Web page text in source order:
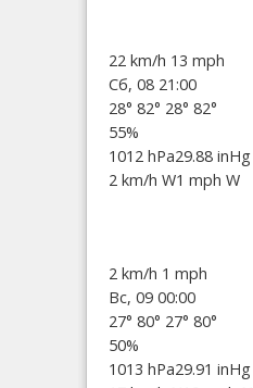
22 km/h 13 mph
Сб, 08 21:00
28° 82° 28° 82°
55%
1012 hPa29.88 inHg
2 km/h W1 mph W
2 km/h 1 mph
Вс, 09 00:00
27° 80° 27° 80°
50%
1013 hPa29.91 inHg